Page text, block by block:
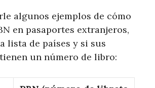
algunos ejemplos de cómo
en pasaportes extranjeros,
lista de países y si sus
un número de libro: